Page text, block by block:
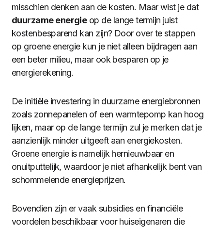
misschien denken aan de kosten. Maar wist je dat
duurzame energieop de lange termijn juist
kostenbesparend kan zijn? Door over te stappen
op groene energie kun je niet alleen bijdragen aan
een beter milieu, maar ook besparen op je
energierekening.
De initiële investering in duurzame energiebronnen
zoals zonnepanelen of een warmtepomp kan hoog
lijken, maar op de lange termijn zul je merken dat je
aanzienlijk minder uitgeeft aan energiekosten.
Groene energie is namelijk hernieuwbaar en
onuitputtelijk, waardoor je niet afhankelijk bent van
schommelende energieprijzen.
Bovendien zijn er vaak subsidies en financiële
voordelen beschikbaar voor huiseigenaren die